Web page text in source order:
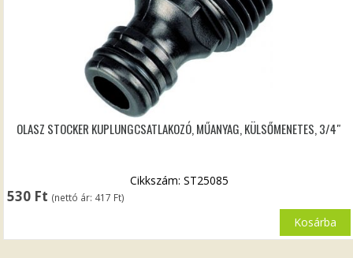
OLASZ STOCKER KUPLUNGCSATLAKOZÓ, MŰANYAG, KÜLSŐMENETES, 3/4″
530 Ft (nettó ár: 417 Ft)
Cikkszám: ST25085
Kosárba